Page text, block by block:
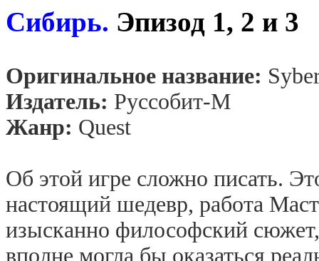
Сибирь. Эпизод 1, 2 и 3
Оригинальное название:
Издатель: Руссобит-М
Жанр: Quest
Об этой игре сложно писать.
настоящий шедевр, работа
изысканно философский сюжет,
вполне могла бы оказаться